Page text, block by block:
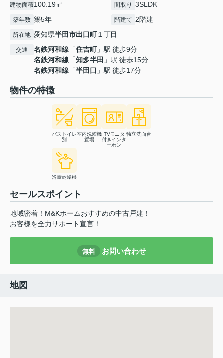
建物面積100.19㎡ 間取り 3SLDK
築年数 築5年 階建て 2階建
所在地 愛知県半田市出口町１丁目
交通 名鉄河和線 「住吉町」駅 徒歩9分
名鉄河和線 「知多半田 」駅 徒歩15分
名鉄河和線 「半田口 」駅 徒歩17分
物件の特徴
バストイレ
別
室内洗濯機
置場
TVモニタ
付きインタ
ーホン
独立洗面台
浴室乾燥機
セールスポイント
地域密着！M&Kホームおすすめの中古戸建！
お客様を全力サポート宣言！
無料 お問い合わせ
地図